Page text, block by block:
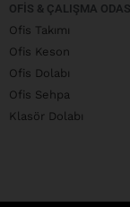
OFIS & ÇALIŞMA
Ofis Takımı
Ofis Keson
Ofis Dolabı
Ofis Sehpa
Klasör Dolabı